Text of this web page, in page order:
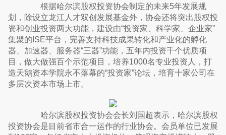
根据哈尔滨股权投资协会制定的未来5年发展规
划，除设立龙江人才双创发展基金外，协会还将突出股权投
资和创业投资两大功能，建设由“投资家、科学家、企业家”
集聚的ISE平台，完善支持科技成果转化和产业化的孵化
器、加速器、服务器“三器”功能，五年内投资千个优质项
目，做大做强百个示范项目，培养1000名专业投资人，打
造天鹅资本学院永不落幕的“投资家”论坛，培育十家公司在
多层次资本市场上市。
哈尔滨股权投资协会会长刘国超表示，哈尔滨股权
投资协会是目前省市合一运作的行业协会。会员单位已发展